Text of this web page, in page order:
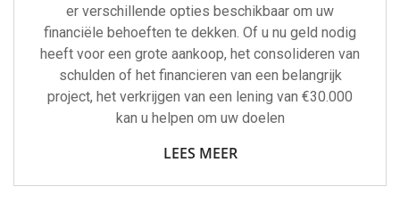
er verschillende opties beschikbaar om uw
financiële behoeften te dekken. Of u nu geld nodig
heeft voor een grote aankoop, het consolideren van
schulden of het financieren van een belangrijk
project, het verkrijgen van een lening van €30.000
kan u helpen om uw doelen
LEES MEER